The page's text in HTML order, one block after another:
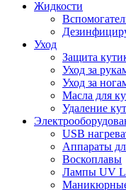
Жидкости
Уход
Защита
Уход за
Уход за
Масла для
Удаление
USB
Аппараты
Воскоплавы
Лампы UV